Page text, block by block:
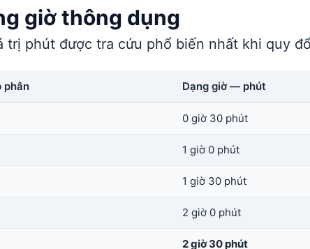
giờ thông dụng
trị phút được tra cứu phổ biến nhất khi quy
phân Dạng giờ — phút
0 giờ 30 phút
1 giờ 0 phút
1 giờ 30 phút
2 giờ 0 phút
2 giờ 30 phút